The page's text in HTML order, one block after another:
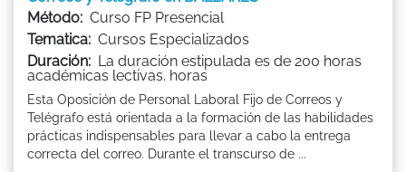
Método: Curso FP Presencial
Tematica: Cursos Especializados
Duración: La duración estipulada es de 200 horas
académicas lectivas. horas
Esta Oposición de Personal Laboral Fijo de Correos y
Telégrafo está orientada a la formación de las habilidades
prácticas indispensables para llevar a cabo la entrega
correcta del correo. Durante el transcurso de ...